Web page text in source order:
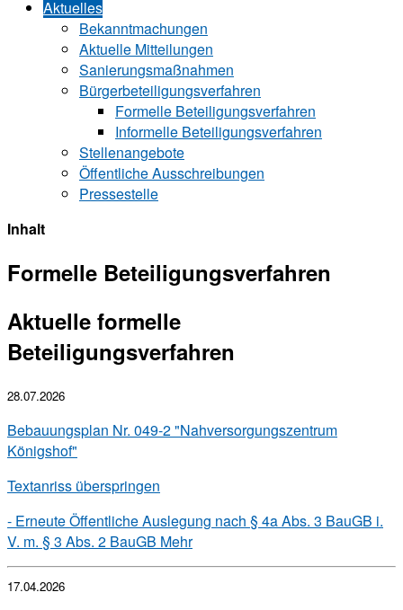
Aktuelles
Bekanntmachungen
Aktuelle Mitteilungen
Sa‍ni‍erungs‍maß‍nah‍men
Bürgerbeteiligungsverfahren
Formelle Beteiligungsverfahren
Informelle Beteiligungsverfahren
Stellenangebote
Öffentliche Ausschreibungen
Pressestelle
Inhalt
Formelle Beteiligungsverfahren
Aktuelle formelle
Beteiligungsverfahren
28.07.2026
Bebauungsplan Nr. 049-2 "Nahversorgungszentrum
Königshof"
Textanriss überspringen
- Erneute Öffentliche Auslegung nach § 4a Abs. 3 BauGB i.
V. m. § 3 Abs. 2 BauGB Mehr
17.04.2026